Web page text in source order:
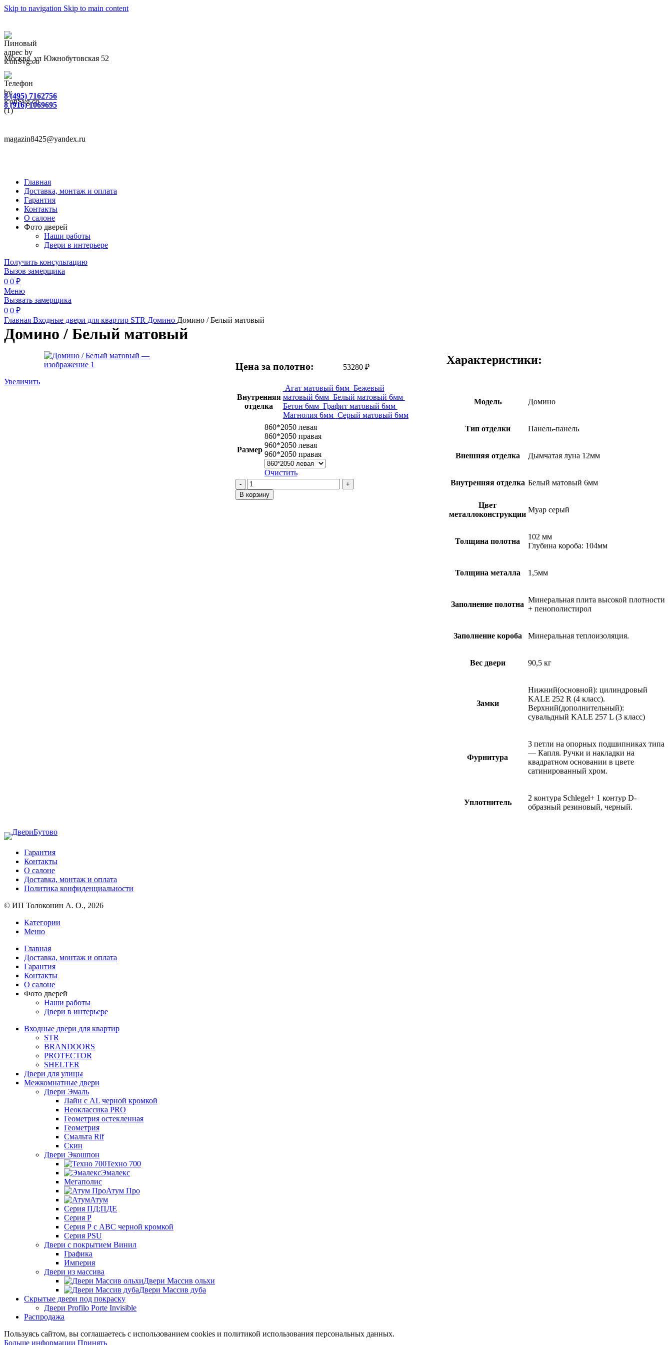
Skip to navigation Skip to main content
Москва, ул Южнобутовская 52
8 (495) 7162756
8 (916) 1069695
magazin8425@yandex.ru
Главная
Доставка, монтаж и оплата
Гарантия
Контакты
О салоне
Фото дверей
Наши работы
Двери в интерьере
Получить консультацию
Вызов замерщика
0 0 ₽
Меню
Вызвать замерщика
0 0 ₽
Главная Входные двери для квартир STR Домино Домино / Белый матовый
Домино / Белый матовый
Увеличить
Цена за полотно: 53280 ₽
Внутренняя
отделка
Агат матовый 6мм Бежевый
матовый 6мм Белый матовый 6мм
Бетон 6мм Графит матовый 6мм
Магнолия 6мм Серый матовый 6мм
Размер
860*2050 левая
860*2050 правая
960*2050 левая
960*2050 правая
Очистить
Количество
товара
Домино
В корзину
Характеристики:
Модель Домино
Тип отделки Панель-панель
Внешняя отделка Дымчатая луна 12мм
Внутренняя отделка Белый матовый 6мм
Цвет
металлоконструкции
Муар серый
Толщина полотна
102 мм
Глубина короба: 104мм
Толщина металла 1,5мм
Заполнение полотна
Минеральная плита высокой плотности
+ пенополистирол
Заполнение короба Минеральная теплоизоляция.
Вес двери 90,5 кг
Замки
Нижний(основной): цилиндровый
KALE 252 R (4 класс).
Верхний(дополнительный):
сувальдный KALE 257 L (3 класс)
Фурнитура
3 петли на опорных подшипниках типа
— Капля. Ручки и накладки на
квадратном основании в цвете
сатинированный хром.
Уплотнитель
2 контура Schlegel+ 1 контур D-
образный резиновый, черный.
Гарантия
Контакты
О салоне
Доставка, монтаж и оплата
Политика конфиденциальности
© ИП Толоконин А. О., 2026
Категории
Меню
Главная
Доставка, монтаж и оплата
Гарантия
Контакты
О салоне
Фото дверей
Наши работы
Двери в интерьере
Входные двери для квартир
STR
BRANDOORS
PROTECTOR
SHELTER
Двери для улицы
Межкомнатные двери
Двери Эмаль
Лайн с AL черной кромкой
Неоклассика PRO
Геометрия остекленная
Геометрия
Смальта Rif
Скин
Двери Экошпон
Техно 700
Эмалекс
Мегаполис
Атум Про
Атум
Серия ПД;ПДЕ
Серия Р
Серия Р с АВС черной кромкой
Серия PSU
Двери с покрытием Винил
Графика
Империя
Двери из массива
Двери Массив ольхи
Двери Массив дуба
Скрытые двери под покраску
Двери Profilo Porte Invisible
Распродажа
Пользуясь сайтом, вы соглашаетесь с использованием cookies и политикой использования персональных данных.
Больше информации Больше
Принять